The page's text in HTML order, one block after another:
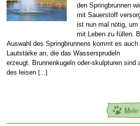
den Springbrunnen
mit Sauerstoff
ist nun mal nötig, um
mit Leben zu füllen.
Auswahl des Springbrunnens kommt es auch
Lautstärke an, die das Wassersprudeln
erzeugt. Brunnenkugeln oder-skulpturen sind
des leisen […]